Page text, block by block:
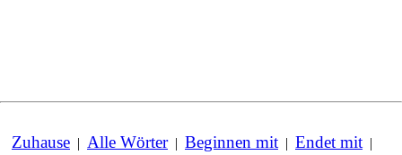
Zuhause | Alle Wörter| Beginnen mit | Endet mit |